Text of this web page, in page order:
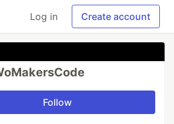
Log in Create account
Follow